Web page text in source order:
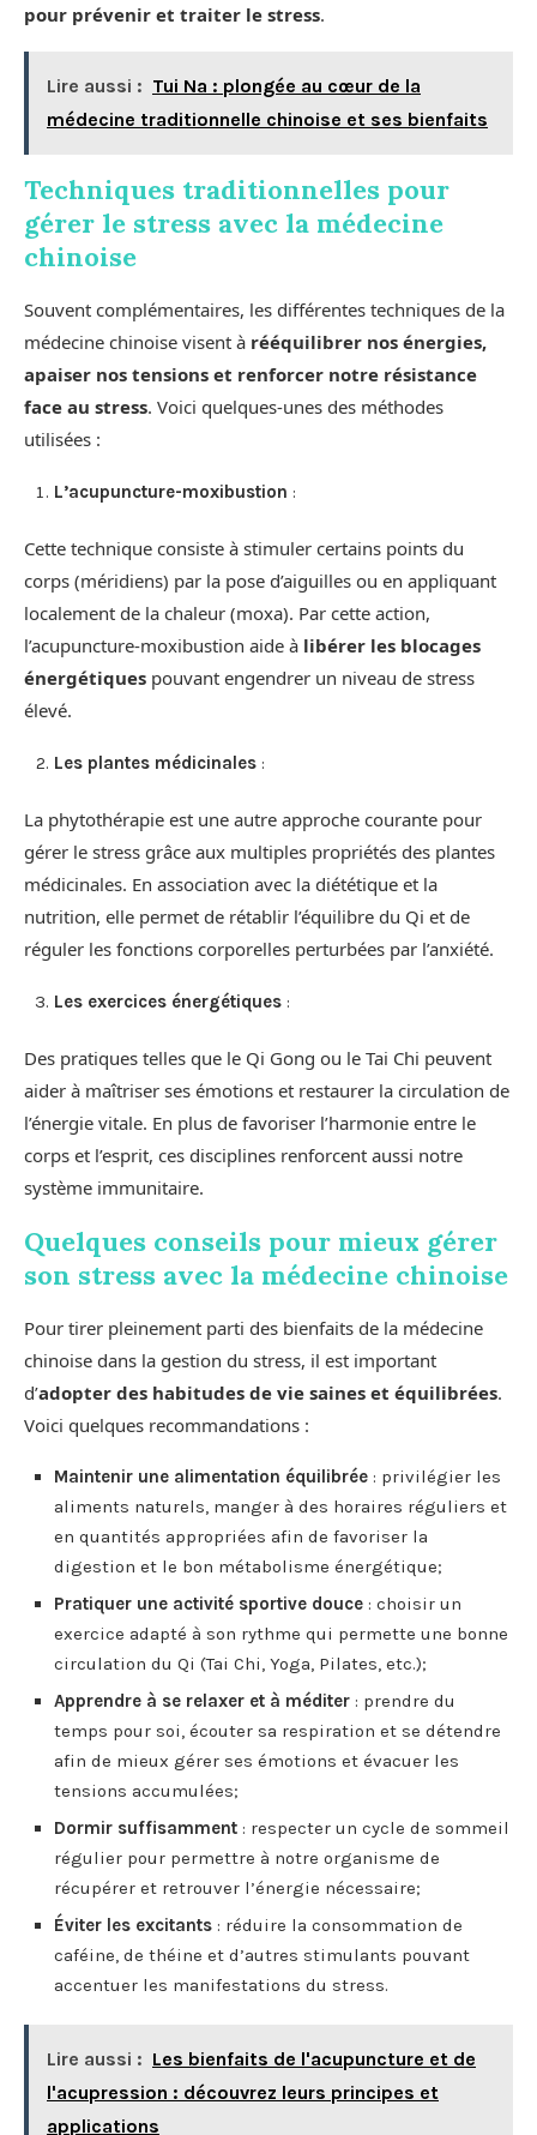
pour prévenir et traiter le stress.
Lire aussi : Tui Na : plongée au cœur de la
médecine traditionnelle chinoise et ses bienfaits
Techniques traditionnelles pour
gérer le stress avec la médecine
chinoise
Souvent complémentaires, les différentes techniques de la
médecine chinoise visent à rééquilibrer nos énergies,
apaiser nos tensions et renforcer notre résistance
face au stress. Voici quelques-unes des méthodes
utilisées :
L’acupuncture-moxibustion :
Cette technique consiste à stimuler certains points du
corps (méridiens) par la pose d’aiguilles ou en appliquant
localement de la chaleur (moxa). Par cette action,
l’acupuncture-moxibustion aide à libérer les blocages
énergétiques pouvant engendrer un niveau de stress
élevé.
Les plantes médicinales :
La phytothérapie est une autre approche courante pour
gérer le stress grâce aux multiples propriétés des plantes
médicinales. En association avec la diététique et la
nutrition, elle permet de rétablir l’équilibre du Qi et de
réguler les fonctions corporelles perturbées par l’anxiété.
Les exercices énergétiques :
Des pratiques telles que le Qi Gong ou le Tai Chi peuvent
aider à maîtriser ses émotions et restaurer la circulation de
l’énergie vitale. En plus de favoriser l’harmonie entre le
corps et l’esprit, ces disciplines renforcent aussi notre
système immunitaire.
Quelques conseils pour mieux gérer
son stress avec la médecine chinoise
Pour tirer pleinement parti des bienfaits de la médecine
chinoise dans la gestion du stress, il est important
d’adopter des habitudes de vie saines et équilibrées.
Voici quelques recommandations :
Maintenir une alimentation équilibrée : privilégier les
aliments naturels, manger à des horaires réguliers et
en quantités appropriées afin de favoriser la
digestion et le bon métabolisme énergétique;
Pratiquer une activité sportive douce : choisir un
exercice adapté à son rythme qui permette une bonne
circulation du Qi (Tai Chi, Yoga, Pilates, etc.);
Apprendre à se relaxer et à méditer : prendre du
temps pour soi, écouter sa respiration et se détendre
afin de mieux gérer ses émotions et évacuer les
tensions accumulées;
Dormir suffisamment : respecter un cycle de sommeil
régulier pour permettre à notre organisme de
récupérer et retrouver l’énergie nécessaire;
Éviter les excitants : réduire la consommation de
caféine, de théine et d’autres stimulants pouvant
accentuer les manifestations du stress.
Lire aussi : Les bienfaits de l'acupuncture et de
l'acupression : découvrez leurs principes et
applications